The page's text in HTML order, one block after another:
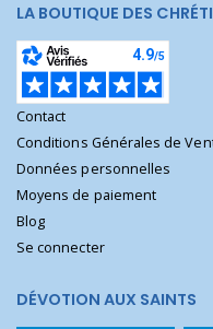
LA BOUTIQUE DES
Contact
Conditions Générales de
Données personnelles
Moyens de paiement
Blog
Se connecter
DÉVOTION AUX SAINTS